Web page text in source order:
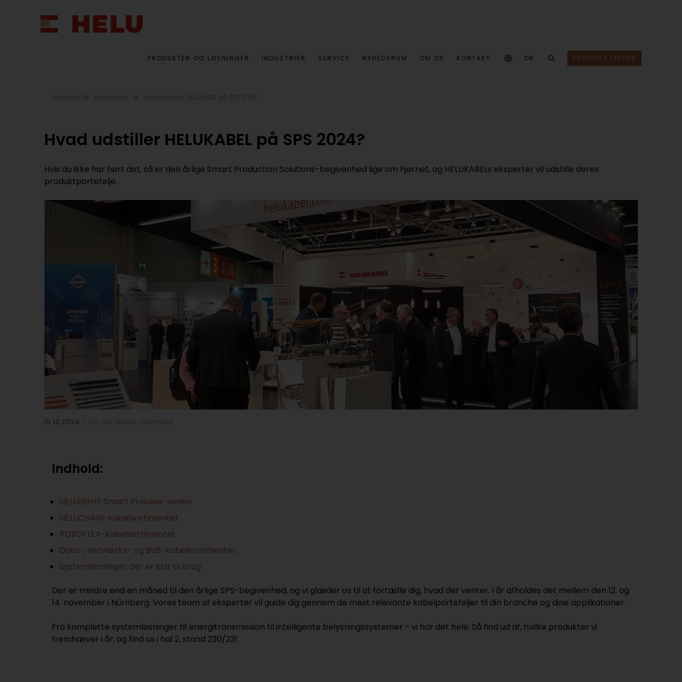
PRODUKTER OG LØSNINGER INDUSTRIER SERVICE NYHEDSRUM OM OS KONTAKT DK PRODUCT FINDER
Hvad udstiller HELUKABEL på SPS 2024?
Hvis du ikke har hørt det, så er den årlige Smart Production Solutions-begivenhed lige om hjørnet, og HELUKABELs eksperter vil udstille deres
produktportefølje.
15.10.2024 fra HELUKABEL Danmark
Indhold:
HELULIGHT Smart Process-serien
HELUCHAIN-kabelsortimentet
ROBOFLEX-kabelsortimentet
Data-, netværks- og BUS-kabelsortimentet
Systemløsninger, der er klar til brug
Der er mindre end en måned til den årlige SPS-begivenhed, og vi glæder os til at fortælle dig, hvad der venter. I år afholdes det mellem den 12. og
14. november i Nürnberg. Vores team af eksperter vil guide dig gennem de mest relevante kabelporteføljer til din branche og dine applikationer.
Fra komplette systemløsninger til energitransmission til intelligente belysningssystemer - vi har det hele. Så find ud af, hvilke produkter vi
fremhæver i år, og find os i hal 2, stand 230/231.